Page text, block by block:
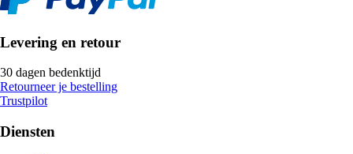
Levering en retour
30 dagen bedenktijd
Retourneer je bestelling
Trustpilot
Diensten